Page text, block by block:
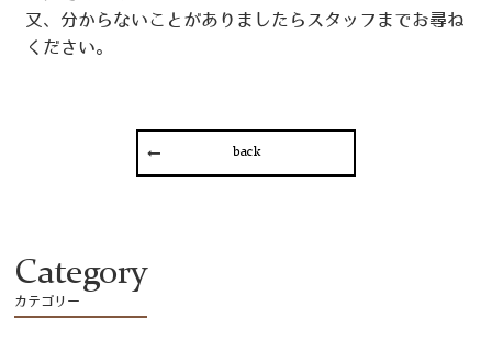
又、分からないことがありましたらスタッフまでお尋ね
ください。
back
Category
カテゴリー